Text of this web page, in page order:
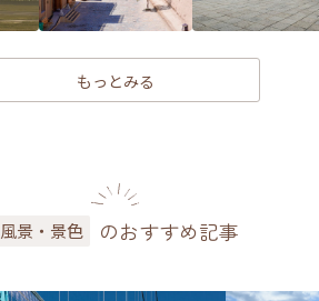
もっとみる
風景・景色 のおすすめ記事